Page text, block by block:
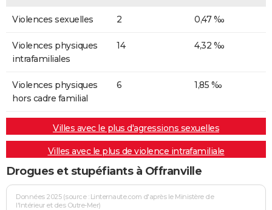
Violences sexuelles 2 0,47 ‰
Violences physiques
intrafamiliales
14 4,32 ‰
Violences physiques
hors cadre familial
6 1,85 ‰
Villes avec le plus d'agressions sexuelles
Villes avec le plus de violence intrafamiliale
Drogues et stupéfiants à Offranville
Données 2025 (source : Linternaute.com d'après le Ministère de
l'Intérieur et des Outre-Mer)